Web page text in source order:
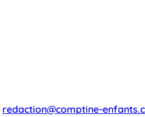
redaction@comptine-